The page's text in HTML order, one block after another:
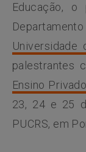
Educação, o
Universidade
palestrantes
Ensino
23, 24 e 25
PUCRS, em